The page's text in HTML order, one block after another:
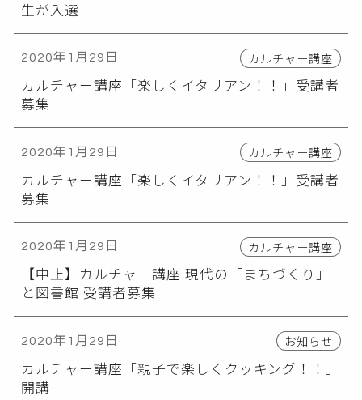
生が入選
2020年1月29日 カルチャー講座
カルチャー講座「楽しくイタリアン！！」受講者
募集
2020年1月29日 カルチャー講座
カルチャー講座「楽しくイタリアン！！」受講者
募集
2020年1月29日 カルチャー講座
【中止】カルチャー講座 現代の「まちづくり」
と図書館 受講者募集
2020年1月29日 お知らせ
カルチャー講座「親子で楽しくクッキング！！」
開講